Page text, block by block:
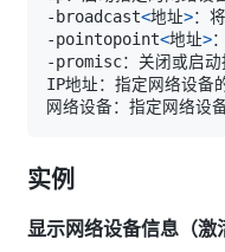
-broadcast<地址>
-pointopoint<地址>
实例
显示网络设备信息（激